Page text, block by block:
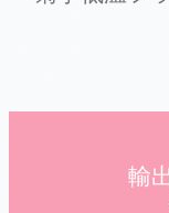
輸